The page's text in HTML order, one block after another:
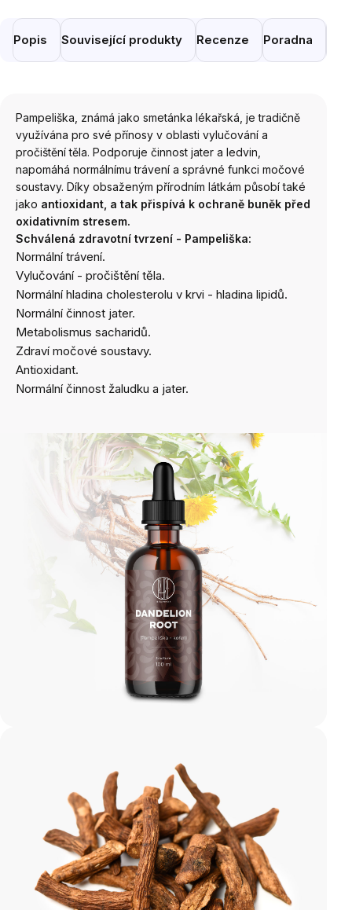
Popis Související produkty Recenze Poradna
Pampeliška, známá jako smetánka lékařská, je tradičně
využívána pro své přínosy v oblasti vylučování a
pročištění těla. Podporuje činnost jater a ledvin,
napomáhá normálnímu trávení a správné funkci močové
soustavy. Díky obsaženým přírodním látkám působí také
jako antioxidant, a tak přispívá k ochraně buněk před
oxidativním stresem.
Schválená zdravotní tvrzení - Pampeliška:
Normální trávení.
Vylučování - pročištění těla.
Normální hladina cholesterolu v krvi - hladina lipidů.
Normální činnost jater.
Metabolismus sacharidů.
Zdraví močové soustavy.
Antioxidant.
Normální činnost žaludku a jater.